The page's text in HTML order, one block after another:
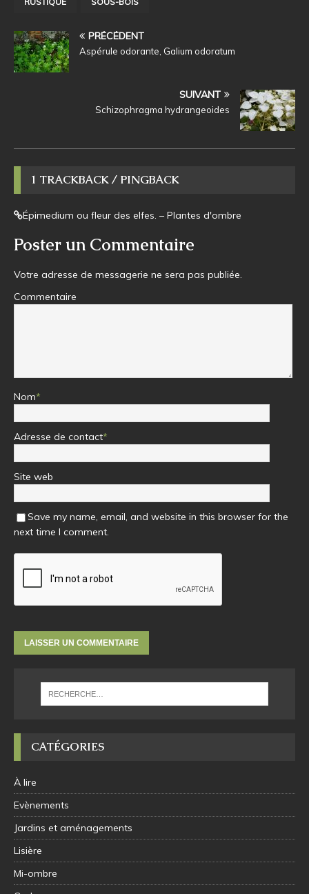
PRÉCÉDENT
Aspérule odorante, Galium odoratum
SUIVANT
Schizophragma hydrangeoides
1 TRACKBACK / PINGBACK
Épimedium ou fleur des elfes. – Plantes d'ombre
Poster un Commentaire
Votre adresse de messagerie ne sera pas publiée.
Commentaire
Nom*
Adresse de contact*
Site web
Save my name, email, and website in this browser for the
next time I comment.
CATÉGORIES
À lire
Evènements
Jardins et aménagements
Lisière
Mi-ombre